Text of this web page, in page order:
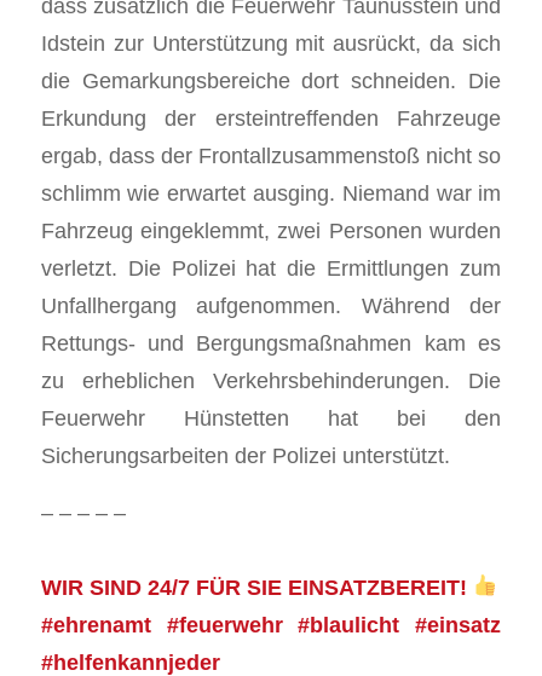
dass zusätzlich die Feuerwehr Taunusstein und
Idstein zur Unterstützung mit ausrückt, da sich
die Gemarkungsbereiche dort schneiden. Die
Erkundung der ersteintreffenden Fahrzeuge
ergab, dass der Frontallzusammenstoß nicht so
schlimm wie erwartet ausging. Niemand war im
Fahrzeug eingeklemmt, zwei Personen wurden
verletzt. Die Polizei hat die Ermittlungen zum
Unfallhergang aufgenommen. Während der
Rettungs- und Bergungsmaßnahmen kam es
zu erheblichen Verkehrsbehinderungen. Die
Feuerwehr Hünstetten hat bei den
Sicherungsarbeiten der Polizei unterstützt.
– – – – –
WIR SIND 24/7 FÜR SIE EINSATZBEREIT!
#ehrenamt #feuerwehr #blaulicht #einsatz
#helfenkannjeder